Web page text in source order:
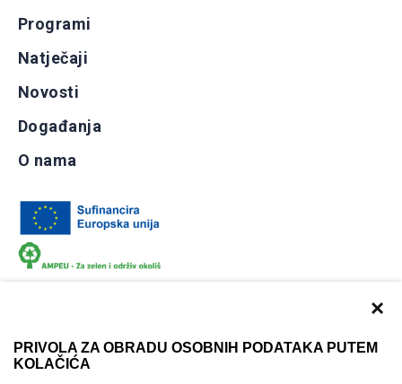
×
PRIVOLA ZA OBRADU OSOBNIH PODATAKA PUTEM
KOLAČIĆA
Programi
Natječaji
Novosti
Događanja
O nama